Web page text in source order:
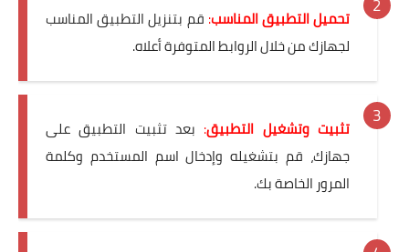
تحميل التطبيق المناسب: قم بتنزيل التطبيق المناسب
لجهازك من خلال الروابط المتوفرة أعلاه.
تثبيت وتشغيل التطبيق: بعد تثبيت التطبيق على
جهازك، قم بتشغيله وإدخال اسم المستخدم وكلمة
المرور الخاصة بك.